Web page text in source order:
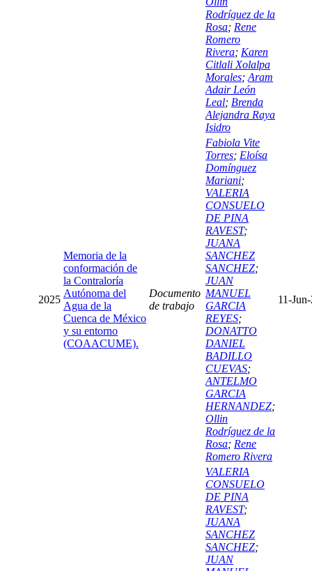
Rodríguez de la
Rosa; Rene
Romero
Rivera; Karen
Citlali Xolalpa
Morales;Aram
Adair León
Leal; Brenda
Alejandra Raya
Isidro
2025
Memoria de la
conformación de
la Contraloría
Autónoma del
Agua de la
Cuenca de México
y su entorno
(COAACUME).
Documento
de trabajo
Fabiola Vite
Torres; Eloísa
Domínguez
Mariani;
VALERIA
CONSUELO
DE PINA
RAVEST;
JUANA
SANCHEZ
SANCHEZ;
JUAN
MANUEL
GARCIA
REYES;
DONATTO
DANIEL
BADILLO
CUEVAS;
ANTELMO
GARCIA
HERNANDEZ;
Ollin
Rodríguez de la
Rosa; Rene
Romero Rivera
11-
VALERIA
CONSUELO
DE PINA
RAVEST;
JUANA
SANCHEZ
SANCHEZ;
JUAN